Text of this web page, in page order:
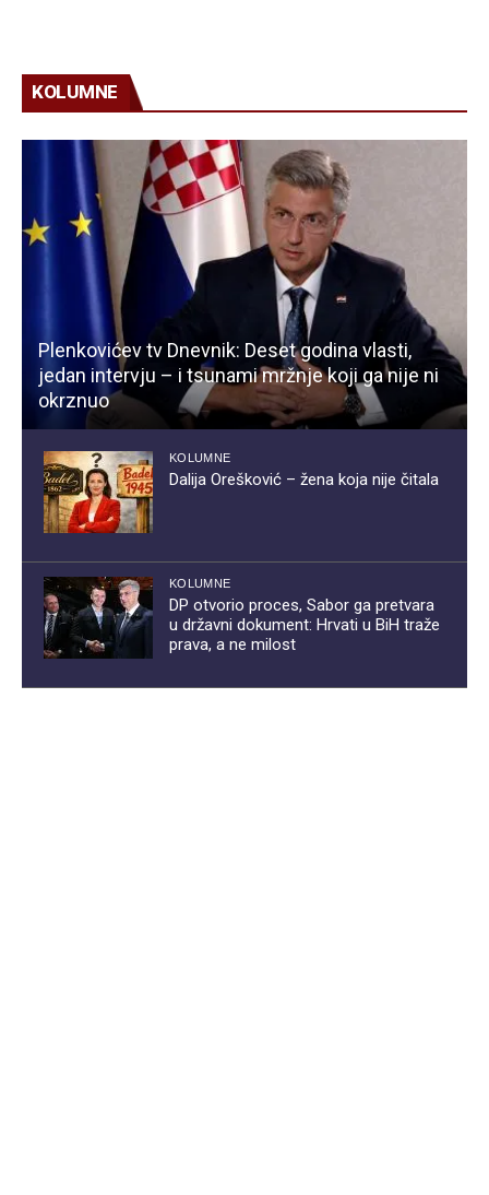
KOLUMNE
Plenkovićev tv Dnevnik: Deset godina vlasti,
jedan intervju – i tsunami mržnje koji ga nije ni
okrznuo
KOLUMNE
Dalija Orešković – žena koja nije čitala
KOLUMNE
DP otvorio proces, Sabor ga pretvara
u državni dokument: Hrvati u BiH traže
prava, a ne milost